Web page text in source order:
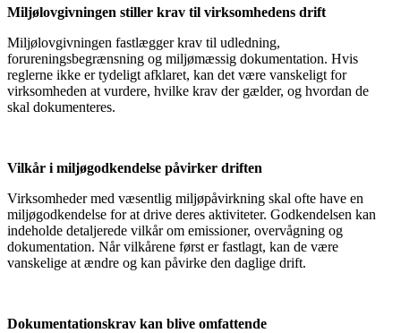
Miljølovgivningen stiller krav til virksomhedens drift
Miljølovgivningen fastlægger krav til udledning,
forureningsbegrænsning og miljømæssig dokumentation. Hvis
reglerne ikke er tydeligt afklaret, kan det være vanskeligt for
virksomheden at vurdere, hvilke krav der gælder, og hvordan de
skal dokumenteres.
Vilkår i miljøgodkendelse påvirker driften
Virksomheder med væsentlig miljøpåvirkning skal ofte have en
miljøgodkendelse for at drive deres aktiviteter. Godkendelsen kan
indeholde detaljerede vilkår om emissioner, overvågning og
dokumentation. Når vilkårene først er fastlagt, kan de være
vanskelige at ændre og kan påvirke den daglige drift.
Dokumentationskrav kan blive omfattende